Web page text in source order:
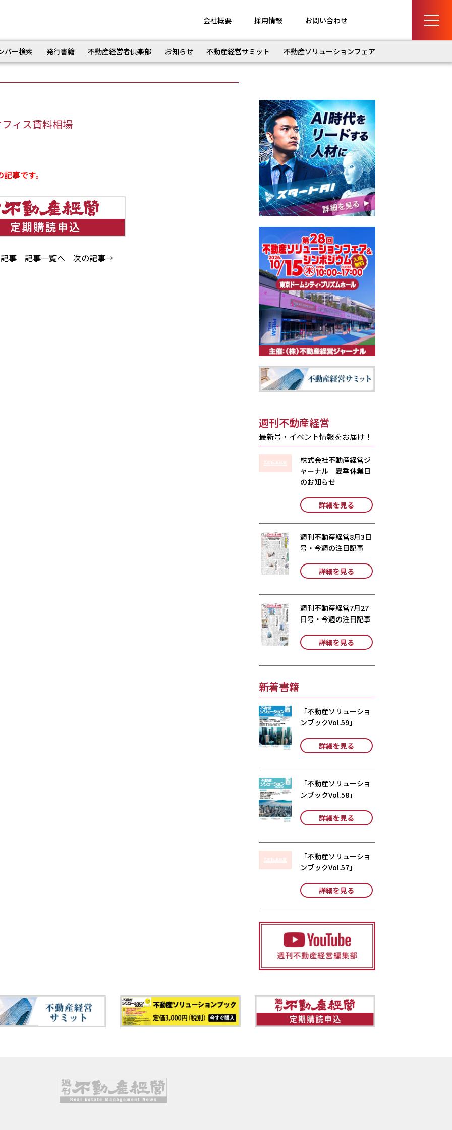
会社概要 採用情報 お問い合わせ
バー検索 発行書籍 不動産経営者倶楽部 お知らせ 不動産経営サミット 不動産ソリューションフェア
ィス賃料相場
事です。
事 記事一覧へ 次の記事→
週刊不動産経営
最新号・イベント情報をお届け！
株式会社不動産経営ジ
ャーナル 夏季休業日
のお知らせ
詳細を見る
週刊不動産経営8月3日
号・今週の注目記事
詳細を見る
週刊不動産経営7月27
日号・今週の注目記事
詳細を見る
新着書籍
「不動産ソリューショ
ンブックVol.59」
詳細を見る
「不動産ソリューショ
ンブックVol.58」
詳細を見る
「不動産ソリューショ
ンブックVol.57」
詳細を見る